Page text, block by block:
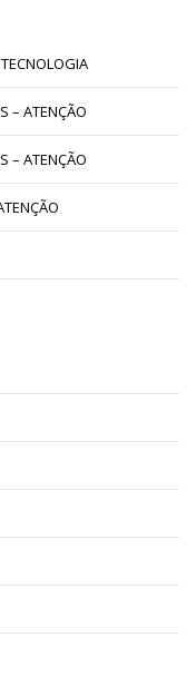
– ATENÇÃO
– ATENÇÃO